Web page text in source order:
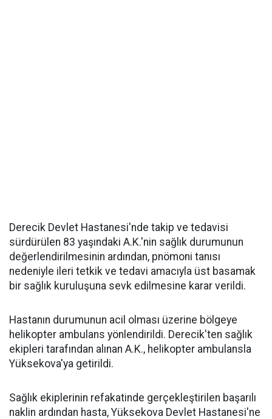
Derecik Devlet Hastanesi'nde takip ve tedavisi
sürdürülen 83 yaşındaki A.K.'nin sağlık durumunun
değerlendirilmesinin ardından, pnömoni tanısı
nedeniyle ileri tetkik ve tedavi amacıyla üst basamak
bir sağlık kuruluşuna sevk edilmesine karar verildi.
Hastanın durumunun acil olması üzerine bölgeye
helikopter ambulans yönlendirildi. Derecik'ten sağlık
ekipleri tarafından alınan A.K., helikopter ambulansla
Yüksekova'ya getirildi.
Sağlık ekiplerinin refakatinde gerçekleştirilen başarılı
naklin ardından hasta, Yüksekova Devlet Hastanesi'ne